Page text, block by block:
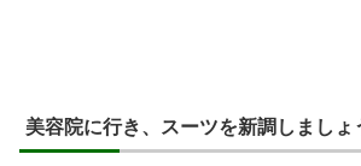
美容院に行き、スーツを新調しましょ